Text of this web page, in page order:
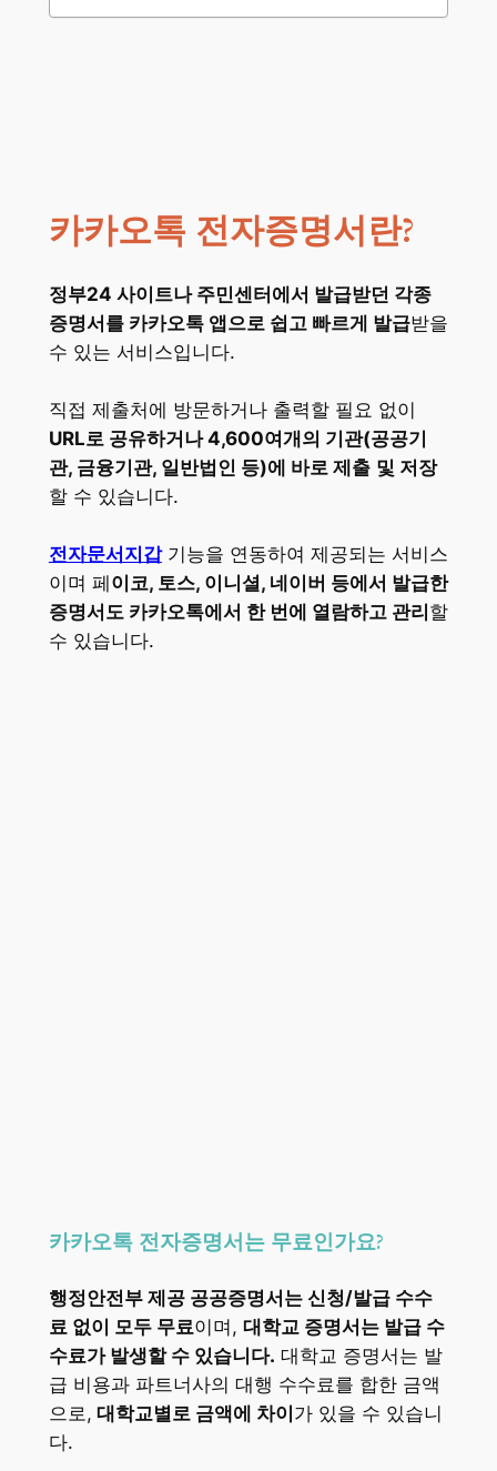
카카오톡 전자증명서란?
정부24 사이트나 주민센터에서 발급받던 각종
증명서를 카카오톡 앱으로 쉽고 빠르게 발급받을
수 있는 서비스입니다.
직접 제출처에 방문하거나 출력할 필요 없이
URL로 공유하거나 4,600여개의 기관(공공기
관, 금융기관, 일반법인 등)에 바로 제출 및 저장
할 수 있습니다.
전자문서지갑기능을 연동하여 제공되는 서비스
이며 페 이코, 토스, 이니셜, 네이버 등에서 발급한
증명서도 카카오톡에서 한 번에 열람하고 관리 할
수 있습니다.
카카오톡 전자증명서는 무료인가요?
행정안전부 제공 공공증명서는 신청/발급 수수
료 없이 모두 무료이며, 대학교 증명서는 발급 수
수료가 발생할 수 있습니다. 대학교 증명서는 발
급 비용과 파트너사의 대행 수수료를 합한 금액
으로, 대학교별로 금액에 차이가 있을 수 있습니
다.